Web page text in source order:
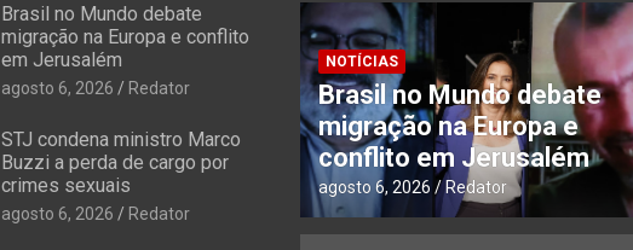
Brasil no Mundo debate
migração na Europa e conflito
em Jerusalém
agosto 6, 2026 Redator
STJ condena ministro Marco
Buzzi a perda de cargo por
crimes sexuais
agosto 6, 2026 Redator
NOTÍCIAS
Brasil no Mundo debate
migração na Europa e
conflito em Jerusalém
agosto 6, 2026 Redator